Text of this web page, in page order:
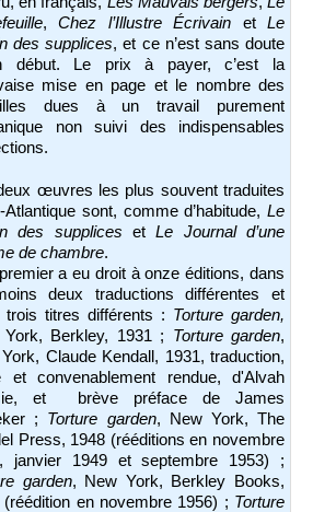
,Chez l’Illustre Écrivain etLe
des supplices, et ce n’est sans doute
début. Le prix à payer, c’est la
mise en page et le nombre des
dues à un travail purement
non suivi des indispensables
œuvres les plus souvent traduites
Atlantique sont, comme d’habitude, Le
des supplices etLe Journal d’une
de chambre.
a eu droit à onze éditions, dans
deux traductions différentes et
trois titres différents : Torture garden,
York, Berkley, 1931 ; Torture garden,
Claude Kendall, 1931, traduction,
et convenablement rendue, d'Alvah
et brève préface de James
; Torture garden, New York, The
Press, 1948 (rééditions en novembre
janvier 1949 et septembre 1953) ;
garden, New York, Berkley Books,
(réédition en novembre 1956) ; Torture